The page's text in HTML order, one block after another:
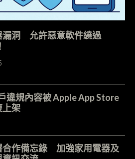
洞 允許惡意軟件繞過
違規內容被 Apple App Store
上架
合作備忘錄 加強家用電器及